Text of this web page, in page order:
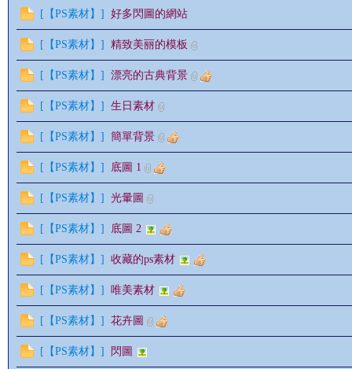
鋒
[ 【PS素材】 ] 好多閃圖的網站
[ 【PS素材】 ] 精致美丽的模板
[ 【PS素材】 ] 漂亮的古典背景
[ 【PS素材】 ] 生日素材
[ 【PS素材】 ] 簡單背景
[ 【PS素材】 ] 底圖 1
[ 【PS素材】 ] 光暈圖
[ 【PS素材】 ] 底圖 2
[ 【PS素材】 ] 收藏的ps素材
[ 【PS素材】 ] 唯美素材
[ 【PS素材】 ] 花卉圖
[ 【PS素材】 ] 閃圖